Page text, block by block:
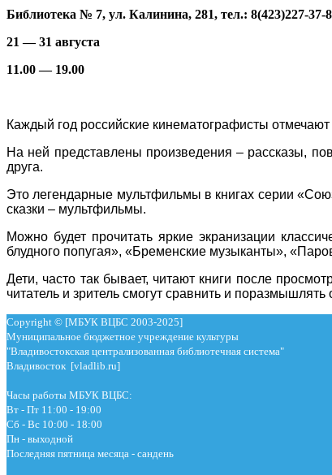
Библиотека № 7, ул. Калинина, 281, тел.: 8(423)227-37-
21 — 31 августа
11.00 — 19.00
Каждый год российские кинематографисты
На ней представлены произведения – рассказы,
друга.
Это легендарные мультфильмы в книгах серии
сказки – мультфильмы.
Можно будет прочитать яркие экранизации
блудного попугая», «Бременские музыканты»,
Дети, часто так бывает, читают книги после
читатель и зритель смогут сравнить и
Copyright © [МБУК ВЦБС 2003-2025]
Муниципальное бюджетное учреждение культуры
"Владивостокская централизованная библиотечная система"
Владивосток [vladlib.ru]
Часы работы МБУК ВЦБС:
Вт - Пт 11:00 - 19:00
Сб - Вс 10:00 - 18:00
Пн - выходной
Последняя пятница месяца - сандень